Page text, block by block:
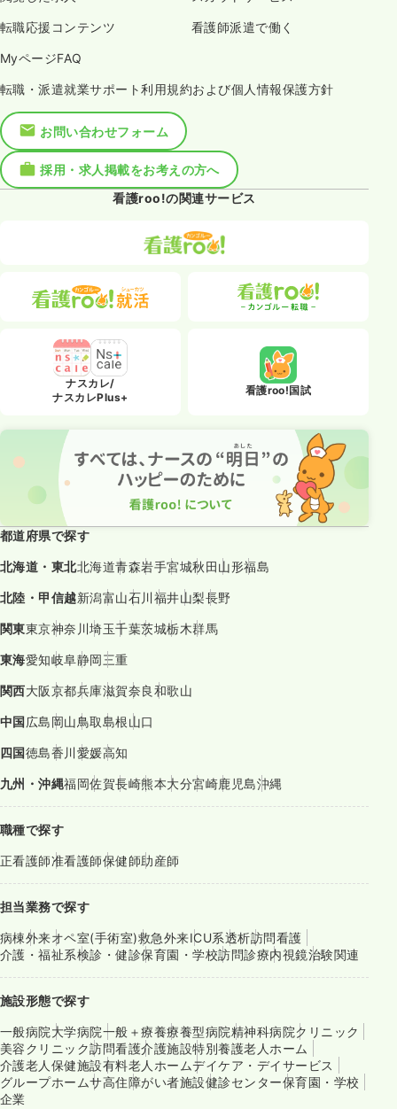
転職応援コンテンツ 看護師派遣で働く
MyページFAQ
転職・派遣就業サポート利用規約および個人情報保護方針
お問い合わせフォーム
採用・求人掲載をお考えの方へ
看護roo!の関連サービス
ナスカレ/
ナスカレPlus+
看護roo!国試
都道府県で探す
北海道・東北北海道青森岩手宮城秋田山形福島
北陸・甲信越新潟富山石川福井山梨長野
関東東京神奈川埼玉千葉茨城栃木群馬
東海愛知岐阜静岡三重
関西大阪京都兵庫滋賀奈良和歌山
中国広島岡山鳥取島根山口
四国徳島香川愛媛高知
九州・沖縄福岡佐賀長崎熊本大分宮崎鹿児島沖縄
職種で探す
正看護師准看護師保健師助産師
担当業務で探す
病棟外来オペ室(手術室)救急外来ICU系透析訪問看護
介護・福祉系検診・健診保育園・学校訪問診療内視鏡治験関連
施設形態で探す
一般病院大学病院一般＋療養療養型病院精神科病院クリニック
美容クリニック訪問看護介護施設特別養護老人ホーム
介護老人保健施設有料老人ホームデイケア・デイサービス
グループホームサ高住障がい者施設健診センター保育園・学校
企業